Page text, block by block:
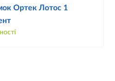
Ортек Лотос 1